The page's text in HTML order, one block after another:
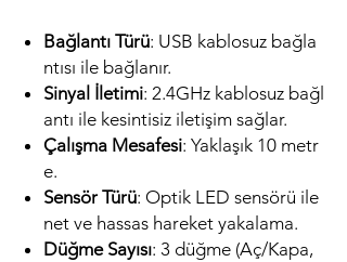
Bağlantı Türü: USB kablosuz bağla
ntısı ile bağlanır.
Sinyal İletimi: 2.4GHz kablosuz bağl
antı ile kesintisiz iletişim sağlar.
Çalışma Mesafesi: Yaklaşık 10 metr
e.
Sensör Türü: Optik LED sensörü ile
net ve hassas hareket yakalama.
Düğme Sayısı: 3 düğme (Aç/Kapa,